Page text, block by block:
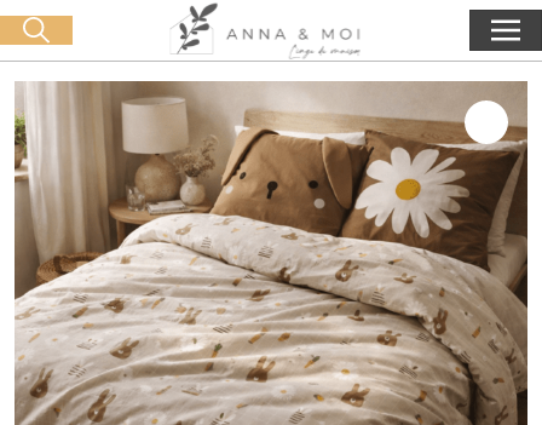
Oferta de entrega a partir de 60€ de compra 0,00€